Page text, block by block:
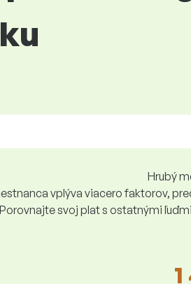
Hrubý
vplýva viacero faktorov,
Porovnajte svoj plat s ostatnými